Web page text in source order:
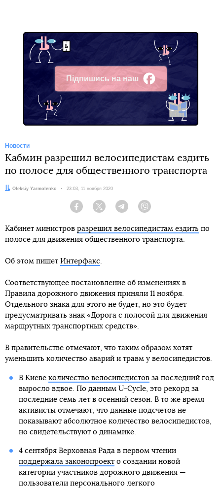
Підпишись на наш
Facebook
Новости
Кабмин разрешил велосипедистам ездить
по полосе для общественного транспорта
Автор:
Oleksiy Yarmolenko Дата:
23:03, 11 ноября 2020
Facebook Twitter Telegram
Кабинет министров разрешил велосипедистам ездить по
полосе для движения общественного транспорта.
Об этом пишет Интерфакс.
Соответствующее постановление об изменениях в
Правила дорожного движения приняли 11 ноября.
Отдельного знака для этого не будет, но это будет
предусматривать знак «Дорога с полосой для движения
маршрутных транспортных средств».
В правительстве отмечают, что таким образом хотят
уменьшить количество аварий и травм у велосипедистов.
В Киеве количество велосипедистовза последний год
выросло вдвое. По данным U-Cycle, это рекорд за
последние семь лет в осенний сезон. В то же время
активисты отмечают, что данные подсчетов не
показывают абсолютное количество велосипедистов,
но свидетельствуют о динамике.
4 сентября Верховная Рада в первом чтении
поддержала законопроекто создании новой
категории участников дорожного движения —
пользователи персонального легкого